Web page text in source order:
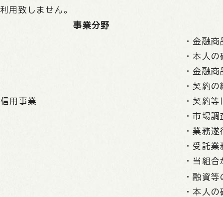
利用致しません。
事業分野
信用事業
・金融
・本人
・金融
・契約
・契約
・市場
・業務
・受託
・当組
・融資
・本人